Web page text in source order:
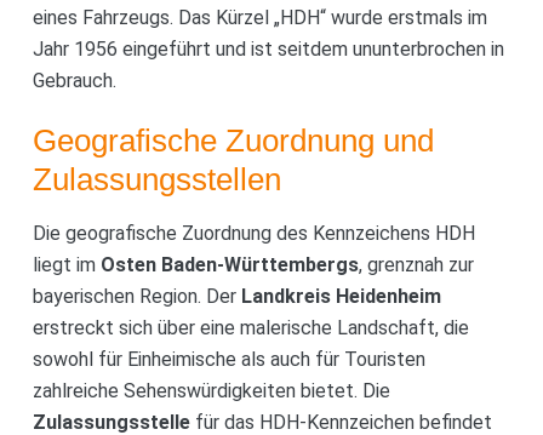
eines Fahrzeugs. Das Kürzel „HDH“ wurde erstmals im
Jahr 1956 eingeführt und ist seitdem ununterbrochen in
Gebrauch.
Geografische Zuordnung und
Zulassungsstellen
Die geografische Zuordnung des Kennzeichens HDH
liegt im Osten Baden-Württembergs, grenznah zur
bayerischen Region. Der Landkreis Heidenheim
erstreckt sich über eine malerische Landschaft, die
sowohl für Einheimische als auch für Touristen
zahlreiche Sehenswürdigkeiten bietet. Die
Zulassungsstellefür das HDH-Kennzeichen befindet